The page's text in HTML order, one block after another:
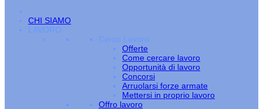
CHI SIAMO
LAVORO
Cerco Lavoro
Offerte
Come cercare lavoro
Opportunità di lavoro
Concorsi
Arruolarsi forze armate
Mettersi in proprio lavoro
Offro lavoro